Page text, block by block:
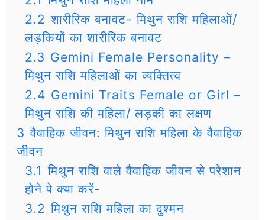
2.2 शारीरिक बनावट- मिथुन राशि महिलाओं/
लड़कियों का शारीरिक बनावट
2.3 Gemini Female Personality –
मिथुन राशि महिलाओं का व्यक्तित्व
2.4 Gemini Traits Female or Girl –
मिथुन राशि की महिला/ लड़की का लक्षण
3 वैवाहिक जीवन: मिथुन राशि महिला के वैवाहिक
जीवन
3.1 मिथुन राशि वाले वैवाहिक जीवन से परेशान
होने पे क्या करें-
3.2 मिथुन राशि महिला का दुश्मन